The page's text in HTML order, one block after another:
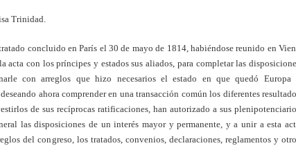
Trinidad.
concluido en París el 30 de mayo de 1814, habiéndose reunido en
acta con los príncipes y estados sus aliados, para completar las
con arreglos que hizo necesarios el estado en que quedó Europa
ahora comprender en una transacción común los diferentes
de sus recíprocas ratificaciones, han autorizado a sus
las disposiciones de un interés mayor y permanente, y a unir a esta
del congreso, los tratados, convenios, declaraciones, reglamentos y